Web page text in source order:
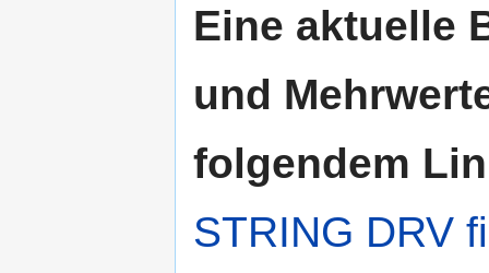
Eine aktuelle
und
folgendem
STRING DRV